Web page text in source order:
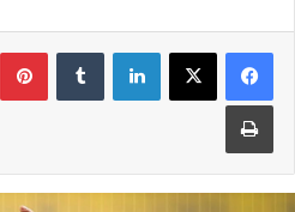
لينكدإن
طباعة